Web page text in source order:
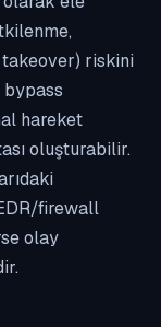
riskini
bypass
hareket
oluşturabilir.
firewall
olay